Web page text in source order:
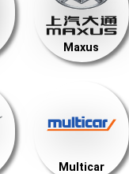
Maxus
Multicar